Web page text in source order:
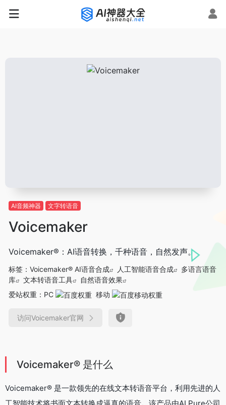
AI音频神器 文字转语音
Voicemaker
Voicemaker®：AI语音转换，千种语音，自然发声。
标签： Voicemaker® AI语音合成 人工智能语音合成
多语言语音
库
文本转语音工具
自然语音效果
爱站权重： PC 移动
访问Voicemaker官网
Voicemaker® 是什么
Voicemaker® 是一款领先的在线文本转语音平台，利用先进的人